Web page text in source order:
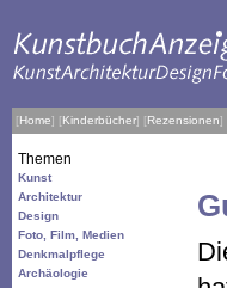
[Home] [Kinderbücher] [Rezensionen]
Themen
Kunst
Architektur
Design
Foto, Film, Medien
Denkmalpflege
Archäologie